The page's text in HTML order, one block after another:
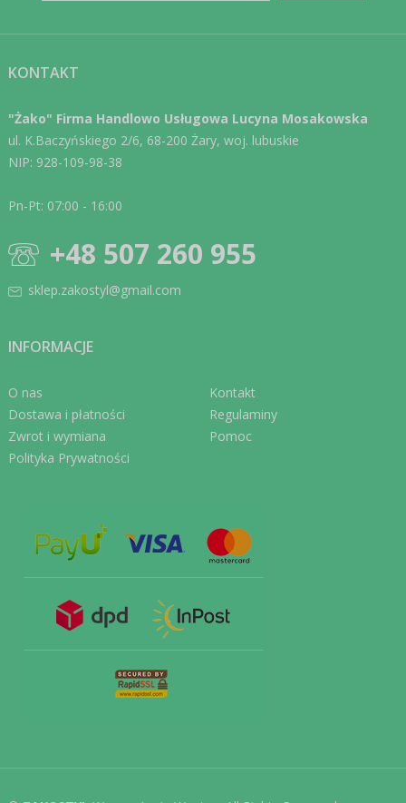
KONTAKT
"Żako" Firma Handlowo Usługowa Lucyna Mosakowska
ul. K.Baczyńskiego 2/6, 68-200 Żary, woj. lubuskie
NIP: 928-109-98-38
Pn-Pt: 07:00 - 16:00
+48 507 260 955
sklep.zakostyl@gmail.com
INFORMACJE
O nas
Dostawa i płatności
Zwrot i wymiana
Polityka Prywatności
Kontakt
Regulaminy
Pomoc